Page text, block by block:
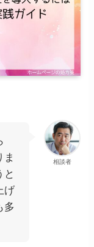
相談者
ま
と
げ
多